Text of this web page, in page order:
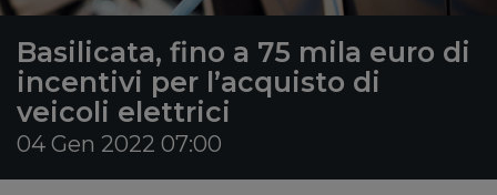
Basilicata, fino a 75 mila euro di
incentivi per l’acquisto di
veicoli elettrici
04 Gen 2022 07:00